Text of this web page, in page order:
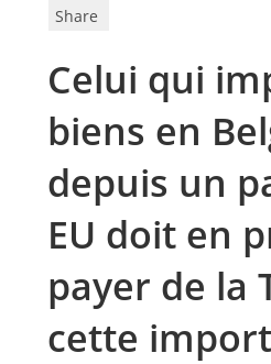
Share
Celui qui
biens en
depuis un
EU doit en
payer de la
cette